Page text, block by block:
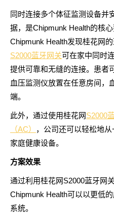
同时连接多个体征监测设备并
据，是Chipmunk Health的核心
Chipmunk Health发现桂花网
S2000蓝牙网关可在家中同时
提供可靠和无缝的连接。患者
血压监测仪放置在任意房间，
端。
此外，通过使用桂花网S2000
（AC）
，公司还可以轻松地
家庭健康设备。
方案效果
通过利用桂花网S2000蓝牙网
Chipmunk Health可以以更低
系统。